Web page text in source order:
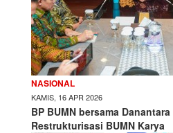
NASIONAL
KAMIS, 16 APR 2026
BP BUMN bersama
Restrukturisasi BUMN Karya